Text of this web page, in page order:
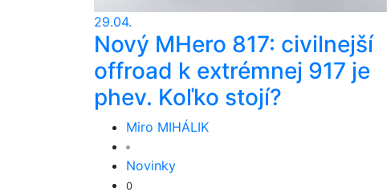
29.04.
Nový MHero 817: civilnejší
offroad k extrémnej 917 je
phev. Koľko stojí?
Miro MIHÁLIK
Novinky
0